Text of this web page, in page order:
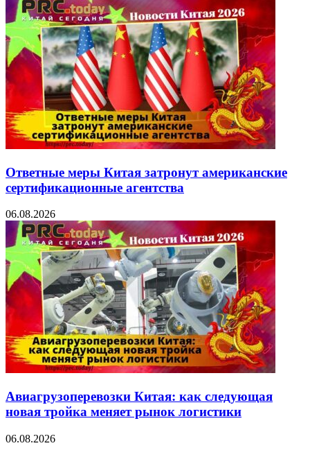
Ответные меры Китая затронут американские
сертификационные агентства
06.08.2026
Авиагрузоперевозки Китая: как следующая
новая тройка меняет рынок логистики
06.08.2026